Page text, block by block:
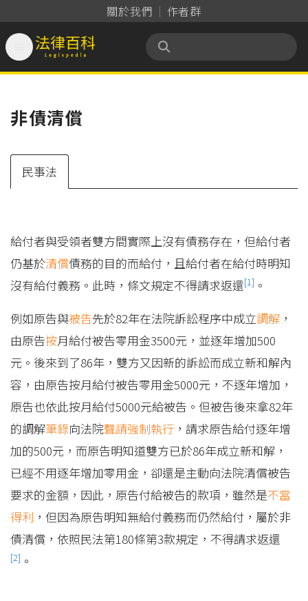
關於我們 作者群
法律百科 Legispedia
非債清償
民事法
給付者與受領者雙方間實際上沒有債務存在，但給付者
仍基於清償債務的目的而給付，且給付者在給付時明知
沒有給付義務。此時，條文規定不得請求返還[1] 。
例如原告與被告先於82年在法院訴訟程序中成立調解 ，
由原告按月給付被告零用金3500元，並逐年增加500
元。後來到了86年，雙方又因新的訴訟而成立新和解內
容，由原告按月給付被告零用金5000元，不逐年增加，
原告也依此按月給付5000元給被告。但被告後來拿82年
的調解筆錄向法院聲請強制執行 ，請求原告給付逐年增
加的500元，而原告明知道雙方已於86年成立新和解，
已經不用逐年增加零用金，卻還是主動向法院清償被告
要求的金額，因此，原告付給被告的款項，雖然是不當
得利 ，但因為原告明知無給付義務而仍然給付，屬於非
債清償，依照民法第180條第3款規定，不得請求返還
[2] 。